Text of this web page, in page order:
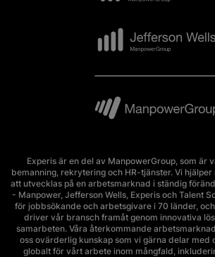
Experis är en del av ManpowerGroup, som är
bemanning, rekrytering och HR-tjänster. Vi
att utvecklas på en arbetsmarknad i ständig
- Manpower, Jefferson Wells, Experis och Talent
för jobbsökande och arbetsgivare i 70 länder,
driver vår bransch framåt genom innovativa
samarbeten. Våra återkommande
oss ovärderlig kunskap som vi gärna delar med
globalt för vårt arbete inom mångfald,